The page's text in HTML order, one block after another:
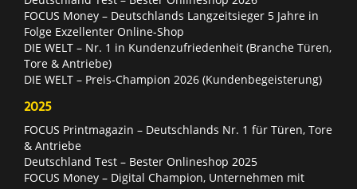
FOCUS Money – Deutschlands Langzeitsieger 5 Jahre in
Folge Exzellenter Online-Shop
DIE WELT – Nr. 1 in Kundenzufriedenheit (Branche Türen,
Tore & Antriebe)
DIE WELT – Preis-Champion 2026 (Kundenbegeisterung)
2025
FOCUS Printmagazin – Deutschlands Nr. 1 für Türen, Tore
& Antriebe
Deutschland Test – Bester Onlineshop 2025
FOCUS Money – Digital Champion, Unternehmen mit